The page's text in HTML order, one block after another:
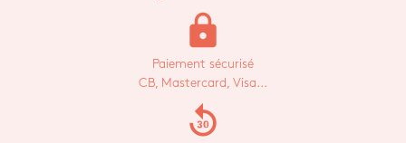
lock
Paiement sécurisé
CB, Mastercard, Visa...
replay_30